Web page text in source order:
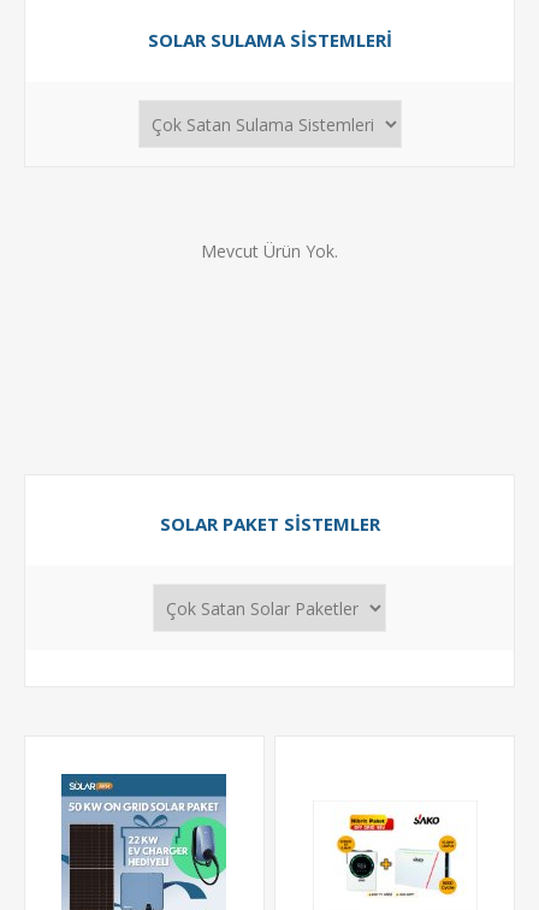
SOLAR SULAMA SISTEMLERI
Mevcut Ürün Yok.
SOLAR PAKET SISTEMLER